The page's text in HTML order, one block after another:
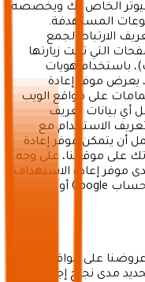
الخاص بك ويخصصه
المستهدفة.
الارتباط لجمع
التي تمت زيارتها
باستخدام هويات
يعرض موفر إعادة
على مواقع الويب
أي بيانات تعريف
الاستخدام مع
أن يتمكن موفر إعادة
على موقعنا، على وجه
إعادة الاستهداف
المحدد (على سبيل المثال، إذا كان لديك حساب Google أو
على مواقع الطرف
مدى نجاح إجراءاتنا